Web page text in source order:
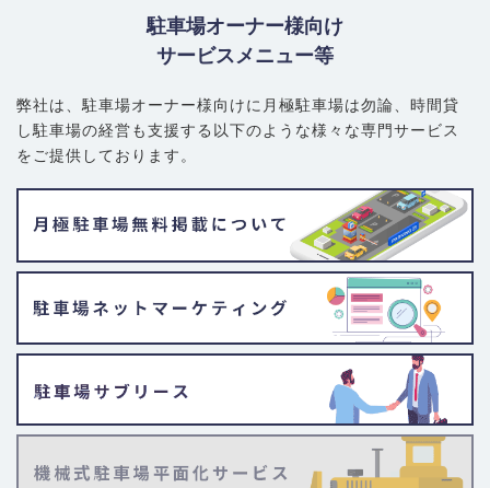
駐車場オーナー様向け
サービスメニュー等
弊社は、駐車場オーナー様向けに月極駐車場は勿論、 時間貸
し駐車場の経営も支援する以下のような様々な専門サービス
をご提供しております。